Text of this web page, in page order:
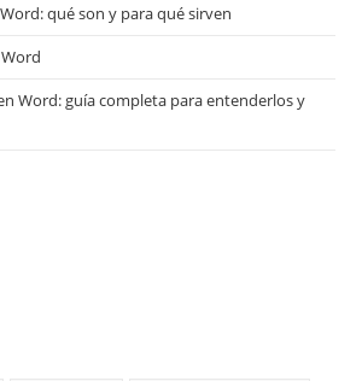
qué son y para qué sirven
Word: guía completa para entenderlos y